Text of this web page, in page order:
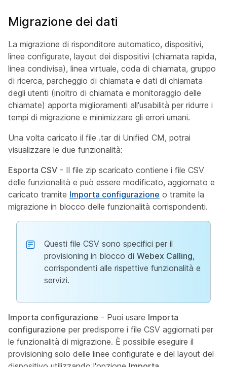
Migrazione dei dati
La migrazione di risponditore automatico, dispositivi,
linee configurate, layout dei dispositivi (chiamata rapida,
linea condivisa), linea virtuale, coda di chiamata, gruppo
di ricerca, parcheggio di chiamata e dati di chiamata
degli utenti (inoltro di chiamata e monitoraggio delle
chiamate) apporta miglioramenti all'usabilità per ridurre i
tempi di migrazione e minimizzare gli errori umani.
Una volta caricato il file .tar di Unified CM, potrai
visualizzare le due funzionalità:
Esporta CSV - Il file zip scaricato contiene i file CSV
delle funzionalità e può essere modificato, aggiornato e
caricato tramite Importa configurazione o tramite la
migrazione in blocco delle funzionalità corrispondenti.
Questi file CSV sono specifici per il
provisioning in blocco di Webex Calling,
corrispondenti alle rispettive funzionalità e
servizi.
Importa configurazione - Puoi usare Importa
configurazione per predisporre i file CSV aggiornati per
le funzionalità di migrazione. È possibile eseguire il
provisioning solo delle linee configurate e del layout del